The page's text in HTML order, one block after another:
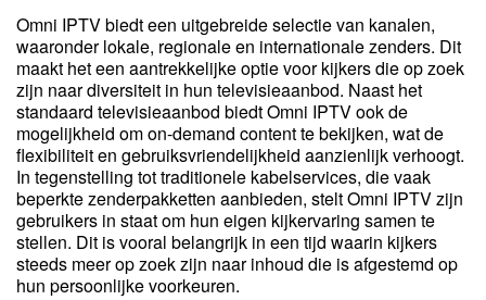
Omni IPTV biedt een uitgebreide selectie van kanalen,
waaronder lokale, regionale en internationale zenders. Dit
maakt het een aantrekkelijke optie voor kijkers die op zoek
zijn naar diversiteit in hun televisieaanbod. Naast het
standaard televisieaanbod biedt Omni IPTV ook de
mogelijkheid om on-demand content te bekijken, wat de
flexibiliteit en gebruiksvriendelijkheid aanzienlijk verhoogt.
In tegenstelling tot traditionele kabelservices, die vaak
beperkte zenderpakketten aanbieden, stelt Omni IPTV zijn
gebruikers in staat om hun eigen kijkervaring samen te
stellen. Dit is vooral belangrijk in een tijd waarin kijkers
steeds meer op zoek zijn naar inhoud die is afgestemd op
hun persoonlijke voorkeuren.